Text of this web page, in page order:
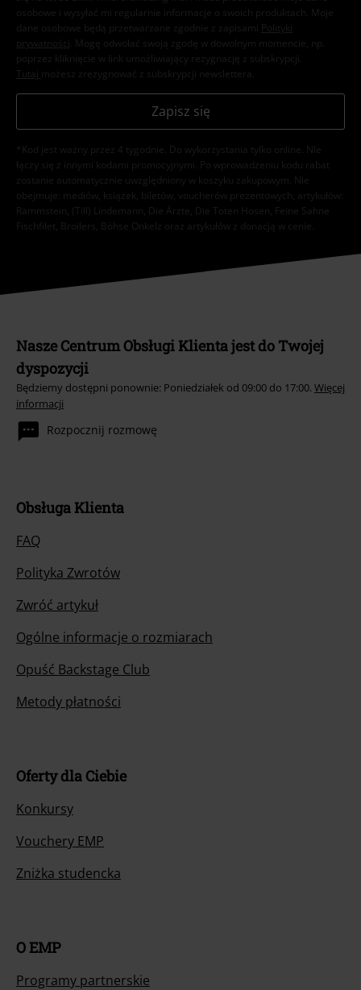
osobowe i wysyłać mi regularnie informacje o swoich produktach. Moje
dane osobowe będą przetwarzane zgodnie z zapisami
Polityki
prywatności . Mogę odwołać swoją zgodę w dowolnym momencie, np.
poprzez kliknięcie w link umożliwiający rezygnację z subskrypcji.
Tutaj możesz zrezygnować z subskrypcji newslettera.
Zapisz się
*Kod jest ważny przez 4 tygodnie. Do wykorzystania tylko online. NIe
łączy się z innymi kodami promocyjnymi. Po wprowadzeniu kodu rabat
zostanie automatycznie uwzględniony w koszyku zakupowym. Nie
obejmuje: mediów, książek, biletów, voucherów prezentowych, artykułów:
Rammstein, (Till) Lindemann, Die Ärzte, Die Toten Hosen, Feine Sahne
Fischfilet, Broilers, Böhse Onkelz oraz artykułów z donacją w cenie.
Nasze Centrum Obsługi Klienta jest do Twojej
dyspozycji
Będziemy dostępni ponownie: Poniedziałek od 09:00 do 17:00. Więcej
informacji
Rozpocznij rozmowę
Obsługa Klienta
FAQ
Polityka Zwrotów
Zwróć artykuł
Ogólne informacje o rozmiarach
Opuść Backstage Club
Metody płatności
Oferty dla Ciebie
Konkursy
Vouchery EMP
Zniżka studencka
O EMP
Programy partnerskie